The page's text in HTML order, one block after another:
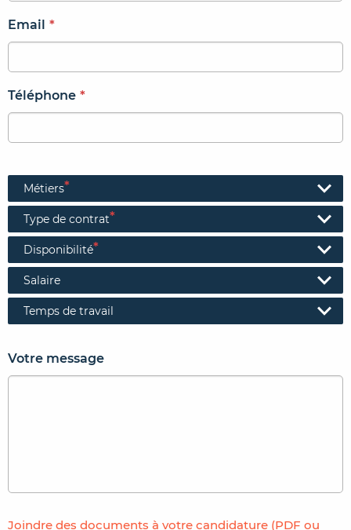
Email *
Téléphone *
Métiers*
Type de contrat*
Disponibilité*
Salaire
Temps de travail
Votre message
Joindre des documents à votre candidature (PDF ou